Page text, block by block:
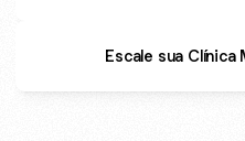
Escale sua